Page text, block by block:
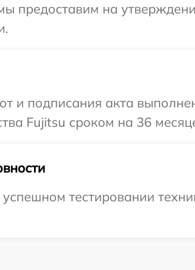
предоставим на
и подписания акта
Fujitsu сроком на 36
тестировании